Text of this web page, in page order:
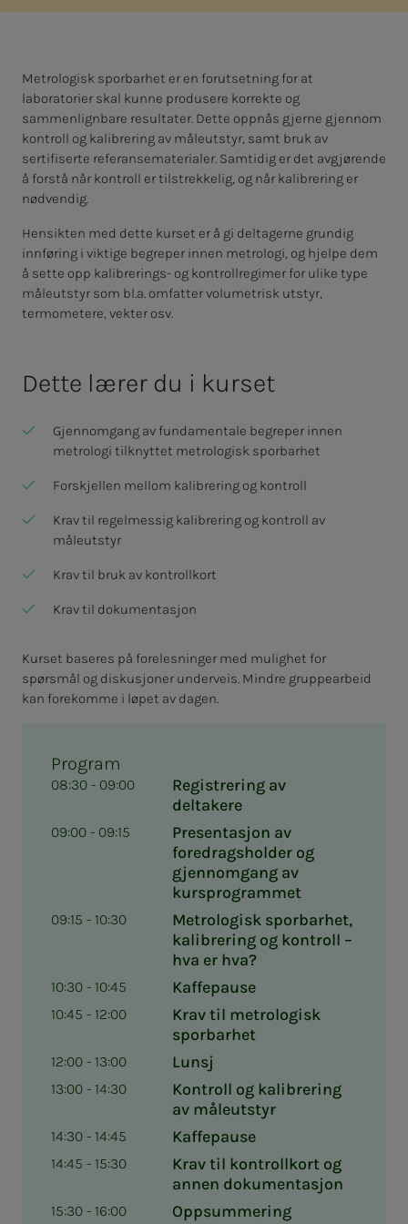
Metrologisk sporbarhet er en forutsetning for at
laboratorier skal kunne produsere korrekte og
sammenlignbare resultater. Dette oppnås gjerne gjennom
kontroll og kalibrering av måleutstyr, samt bruk av
sertifiserte referansematerialer. Samtidig er det avgjørende
å forstå når kontroll er tilstrekkelig, og når kalibrering er
nødvendig.
Hensikten med dette kurset er å gi deltagerne grundig
innføring i viktige begreper innen metrologi, og hjelpe dem
å sette opp kalibrerings- og kontrollregimer for ulike type
måleutstyr som bl.a. omfatter volumetrisk utstyr,
termometere, vekter osv.
Dette lærer du i kurset
Gjennomgang av fundamentale begreper innen
metrologi tilknyttet metrologisk sporbarhet
Forskjellen mellom kalibrering og kontroll
Krav til regelmessig kalibrering og kontroll av
måleutstyr
Krav til bruk av kontrollkort
Krav til dokumentasjon
Kurset baseres på forelesninger med mulighet for
spørsmål og diskusjoner underveis. Mindre gruppearbeid
kan forekomme i løpet av dagen.
Program
08:30 - 09:00
Registrering av
deltakere
09:00 - 09:15
Presentasjon av
foredragsholder og
gjennomgang av
kursprogrammet
09:15 - 10:30
Metrologisk sporbarhet,
kalibrering og kontroll –
hva er hva?
10:30 - 10:45 Kaffepause
10:45 - 12:00
Krav til metrologisk
sporbarhet
12:00 - 13:00 Lunsj
13:00 - 14:30
Kontroll og kalibrering
av måleutstyr
14:30 - 14:45 Kaffepause
14:45 - 15:30
Krav til kontrollkort og
annen dokumentasjon
15:30 - 16:00 Oppsummering